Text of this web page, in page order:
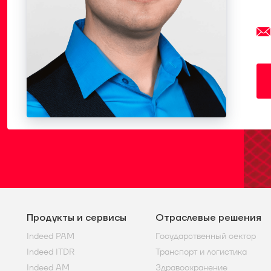
Продукты и сервисы
Indeed PAM
Indeed ITDR
Indeed AM
Отраслевые решения
Государственный сектор
Транспорт и логистика
Здравоохранение